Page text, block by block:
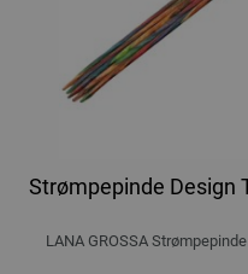
Strømpepinde Design
LANA GROSSA